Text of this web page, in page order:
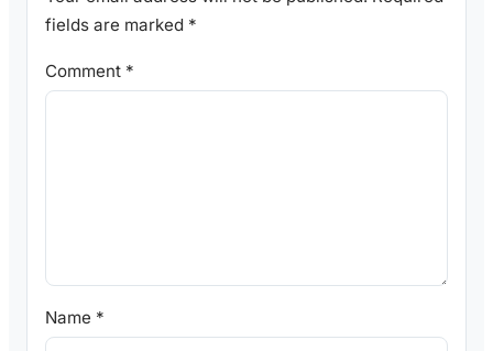
fields are marked *
Comment *
Name *